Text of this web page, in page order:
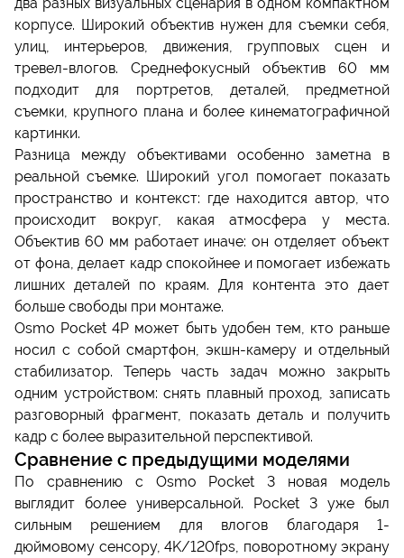
корпусе. Широкий объектив нужен для съемки себя,
улиц, интерьеров, движения, групповых сцен и
тревел-влогов. Среднефокусный объектив 60 мм
подходит для портретов, деталей, предметной
съемки, крупного плана и более кинематографичной
картинки.
Разница между объективами особенно заметна в
реальной съемке. Широкий угол помогает показать
пространство и контекст: где находится автор, что
происходит вокруг, какая атмосфера у места.
Объектив 60 мм работает иначе: он отделяет объект
от фона, делает кадр спокойнее и помогает избежать
лишних деталей по краям. Для контента это дает
больше свободы при монтаже.
Osmo Pocket 4P может быть удобен тем, кто раньше
носил с собой смартфон, экшн-камеру и отдельный
стабилизатор. Теперь часть задач можно закрыть
одним устройством: снять плавный проход, записать
разговорный фрагмент, показать деталь и получить
кадр с более выразительной перспективой.
Сравнение с предыдущими моделями
По сравнению с Osmo Pocket 3 новая модель
выглядит более универсальной. Pocket 3 уже был
сильным решением для влогов благодаря 1-
дюймовому сенсору, 4K/120fps, поворотному экрану